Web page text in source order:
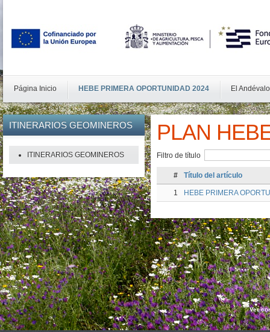
Página Inicio HEBE PRIMERA OPORTUNIDAD 2024 El Andévalo
PLAN
Filtro de título
# Título del artículo
1 HEBE PRIMERA
ITINERARIOS GEOMINEROS
ITINERARIOS GEOMINEROS
Ver